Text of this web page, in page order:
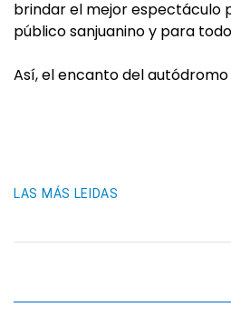
brindar el mejor espectáculo
público sanjuanino y para
Así, el encanto del
LAS MÁS LEIDAS